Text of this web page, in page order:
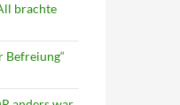
brachte
Befreiung“